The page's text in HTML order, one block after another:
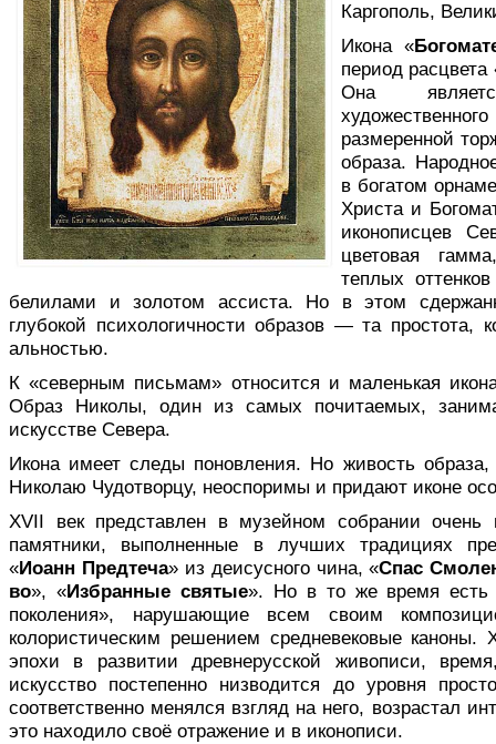
Каргополь,
Икона «
период
Она
размеренной
образа.
в богатом
Христа и
ико­нописцев
цветовая
теплых
белилами и золотом ассиста. Но в этом
глубокой психологичности образов — та простота,
альностью.
К «северным письмам» относится и ма­ленькая
Образ Николы, один из самых почитаемых,
искусстве Севера.
Икона имеет следы поновления. Но жи­вость
Николаю Чудотворцу, неоспоримы и придают иконе
XVII век представлен в музейном соб­рании очень
памятники, выполненные в лучших традициях
«Иоанн Предтеча» из деисусного чина, «Спас
во», «Избранные святые». Но в то же время есть
поколе­ния», нарушающие всем своим
колористиче­ским решением средневековые
эпохи в развитии древнерусской живописи,
искусство постепенно низводится до уровня
соответственно менялся взгляд на него, возрастал
это находило своё отражение и в иконописи.